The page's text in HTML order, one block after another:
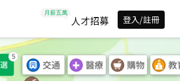
人才招募 登入/註冊